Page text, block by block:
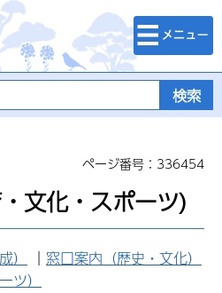
検索・メニュ
ー
ページ番号：336454
文化・スポーツ)
） ｜ 窓口案内（歴史・文化）
ツ）